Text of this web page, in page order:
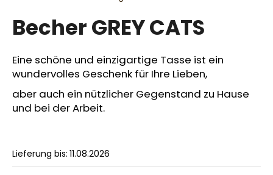
Produktbewertung
ist
von
5
Sternen.
Becher GREY CATS
Eine schöne und einzigartige Tasse ist ein
wundervolles Geschenk für Ihre Lieben,
aber auch ein nützlicher Gegenstand zu Hause
und bei der Arbeit.
Lieferung bis: 11.08.2026
r
e
m
p
f
e
h
n